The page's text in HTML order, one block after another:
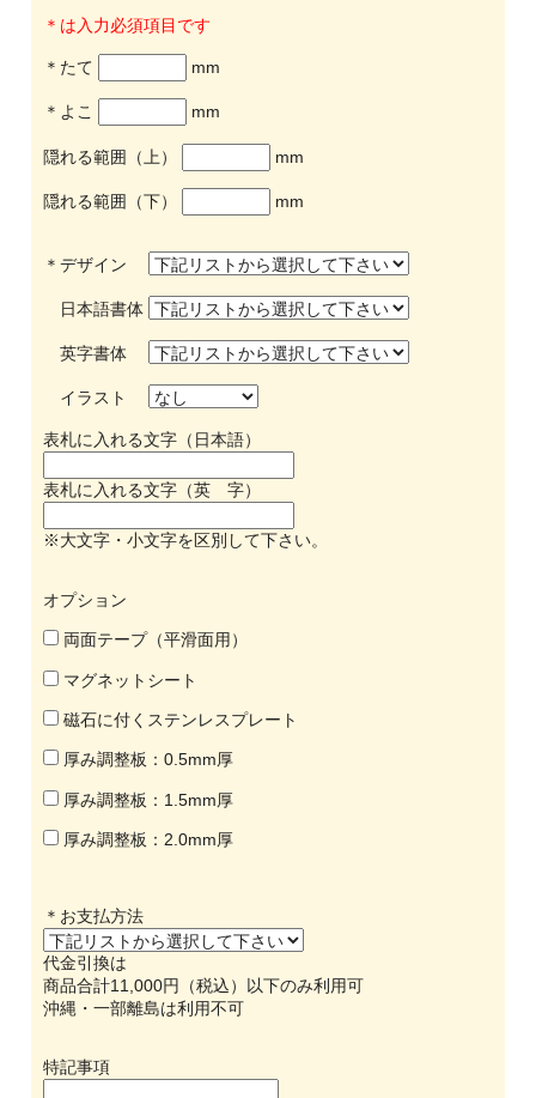
＊は入力必須項目です
＊たて mm
＊よこ mm
隠れる範囲（上） mm
隠れる範囲（下） mm
＊デザイン
日本語書体
英字書体
イラスト
表札に入れる文字（日本語）
表札に入れる文字（英 字）
※大文字・小文字を区別して下さい。
オプション
両面テープ（平滑面用）
マグネットシート
磁石に付くステンレスプレート
厚み調整板：0.5mm厚
厚み調整板：1.5mm厚
厚み調整板：2.0mm厚
＊お支払方法
代金引換は
商品合計11,000円（税込）以下のみ利用可
沖縄・一部離島は利用不可
特記事項